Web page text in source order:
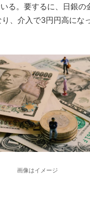
る。要するに、日銀の
、介入で3円円高にな
画像はイメージ